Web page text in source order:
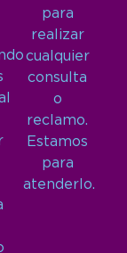
para
realizar
cualquier
consulta
o
reclamo.
Estamos
para
atenderlo.